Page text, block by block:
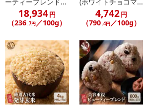
ーティーブレンド...
18,934円
（236.7円／100g）
(ホワイトチョコマ...
4,742円
（790.4円／100g）